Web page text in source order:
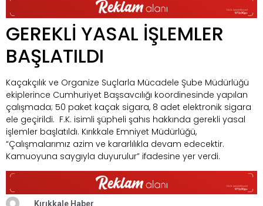
GEREKLİ YASAL İŞLEMLER
BAŞLATILDI
Kaçakçılık ve Organize Suçlarla Mücadele Şube Müdürlüğü
ekiplerince Cumhuriyet Başsavcılığı koordinesinde yapılan
çalışmada; 50 paket kaçak sigara, 8 adet elektronik sigara
ele geçirildi. F.K. isimli şüpheli şahıs hakkında gerekli yasal
işlemler başlatıldı. Kırıkkale Emniyet Müdürlüğü,
“Çalışmalarımız azim ve kararlılıkla devam edecektir.
Kamuoyuna saygıyla duyurulur” ifadesine yer verdi.
Kırıkkale Haber